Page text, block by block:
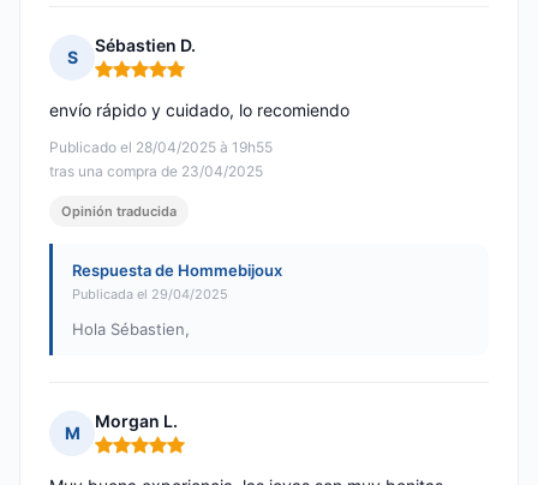
S
Sébastien D.
Nota: 5 de 5
Publicado el 28/04/2025 à 19h55
tras una compra de 23/04/2025
envío rápido y cuidado, lo recomiendo
Opinión traducida
Respuesta de Hommebijoux
Publicada el 29/04/2025
Hola Sébastien,
M
Morgan L.
Nota: 5 de 5